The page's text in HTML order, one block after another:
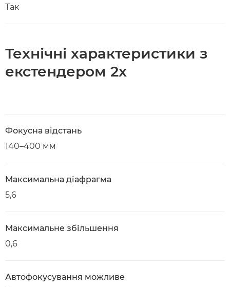
Так
Технічні характеристики з
екстендером 2x
Фокусна відстань
140–400 мм
Максимальна діафрагма
5,6
Максимальне збільшення
0,6
Автофокусування можливе